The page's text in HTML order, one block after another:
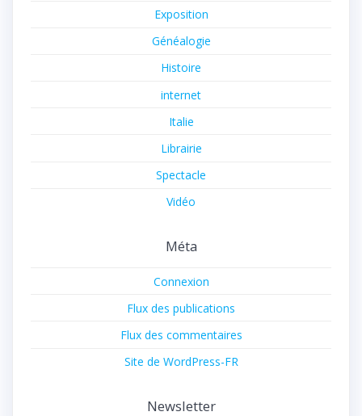
Exposition
Généalogie
Histoire
internet
Italie
Librairie
Spectacle
Vidéo
Méta
Connexion
Flux des publications
Flux des commentaires
Site de WordPress-FR
Newsletter